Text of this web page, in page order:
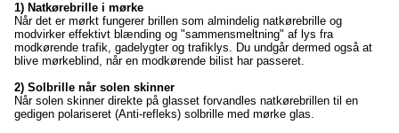
1) Natkørebrille i mørke
Når det er mørkt fungerer brillen som almindelig natkørebrille og
modvirker effektivt blænding og "sammensmeltning" af lys fra
modkørende trafik, gadelygter og trafiklys. Du undgår dermed også at
blive mørkeblind, når en modkørende bilist har passeret.
2) Solbrille når solen skinner
Når solen skinner direkte på glasset forvandles natkørebrillen til en
gedigen polariseret (Anti-refleks) solbrille med mørke glas.